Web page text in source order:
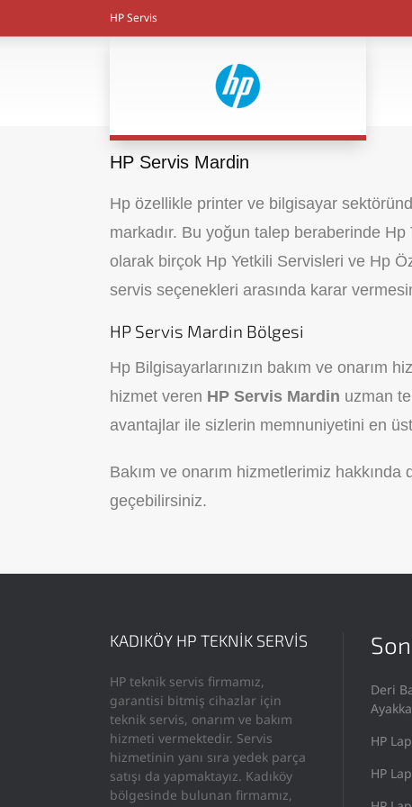
HP Servis
HP Servis Mardin
Hp özellikle printer ve bilgisayar
markadır. Bu yoğun talep beraberinde Hp
olarak birçok Hp Yetkili Servisleri ve Hp
servis seçenekleri arasında karar
HP Servis Mardin Bölgesi
Hp Bilgisayarlarınızın bakım ve onarım
hizmet veren HP Servis Mardin uzman
avantajlar ile sizlerin memnuniyetini en
Bakım ve onarım hizmetlerimiz
geçebilirsiniz.
KADIKÖY HP TEKNİK SERVİS
HP teknik servis firmamız,
garantisi bitmiş cihazlar için
teknik servis, onarım ve bakım
hizmeti vermektedir. Servis
hizmetinin yanı sıra yedek parça
satışı da yapmaktayız. Kadıköy
bölgesinde bulunan firmamız,
Deri
HP
HP